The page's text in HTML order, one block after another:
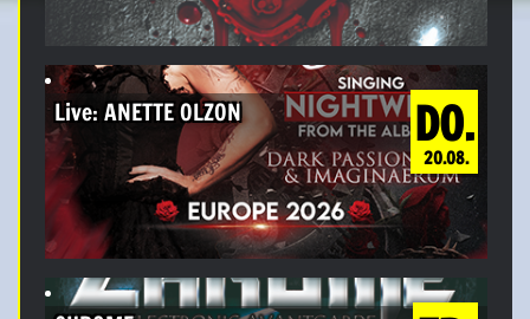
DO.
20.08.
Live: ANETTE OLZON